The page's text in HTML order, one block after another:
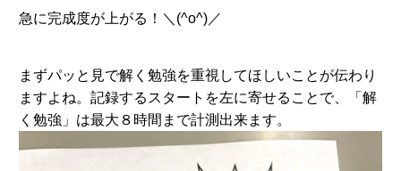
急に完成度が上がる！＼(^o^)／
まずパッと見で解く勉強を重視してほしいことが伝わり
ますよね。記録するスタートを左に寄せることで、「解
く勉強」は最大８時間まで計測出来ます。